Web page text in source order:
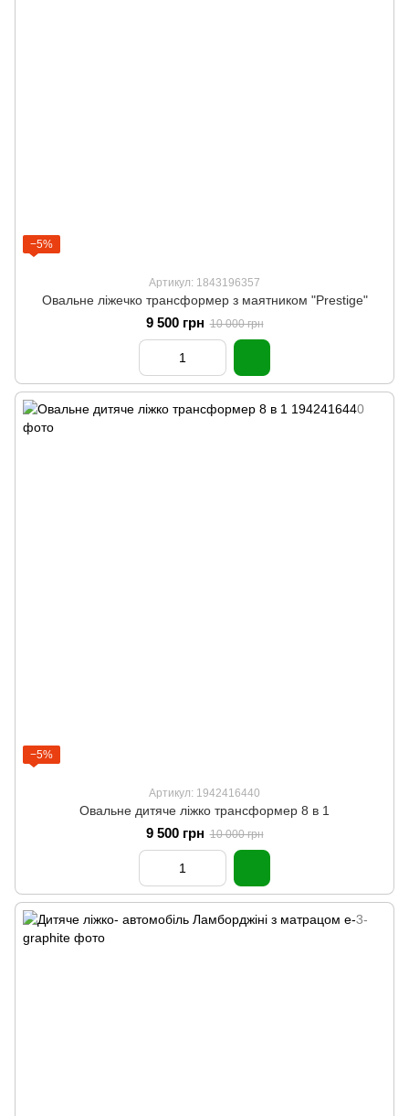
−5%
Артикул: 1843196357
Овальне ліжечко трансформер з маятником "Prestige"
9 500 грн 10 000 грн
−5%
Артикул: 1942416440
Овальне дитяче ліжко трансформер 8 в 1
9 500 грн 10 000 грн